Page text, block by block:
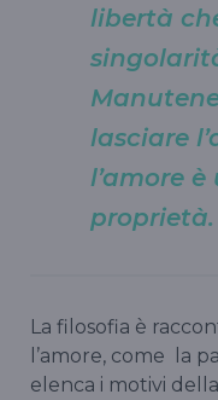
libertà
lasciare
l’amore
proprietà.
La filosofia è
l’amore, come la
elenca i motivi